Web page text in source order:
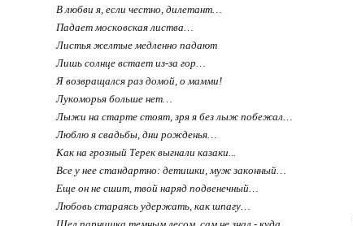
В любви я, если честно, дилетант…
Падает московская листва…
Листья желтые медленно падают
Лишь солнце встает из-за гор…
Я возвращался раз домой, о мамми!
Лукоморья больше нет…
Лыжи на старте стоят, зря я без лыж побежал…
Люблю я свадьбы, дни рожденья…
Как на грозный Терек выгнали казаки...
Все у нее стандартно: детишки, муж законный…
Еще он не сшит, твой наряд подвенечный…
Любовь стараясь удержать, как шпагу…